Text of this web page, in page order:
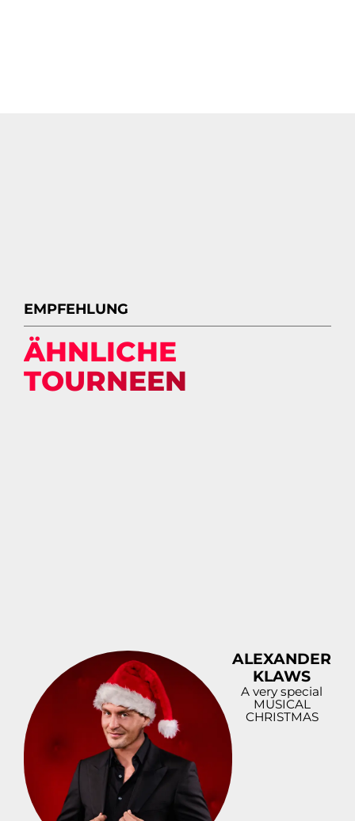
EMPFEHLUNG
ÄHNLICHE
TOURNEEN
ALEXANDER
KLAWS
A very special
MUSICAL
CHRISTMAS